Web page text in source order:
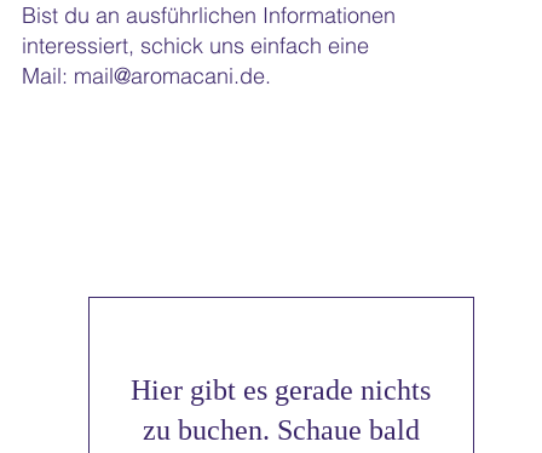
Bist du an ausführlichen Informationen
interessiert, schick uns einfach eine
Mail: mail@aromacani.de.
Hier gibt es gerade nichts
zu buchen. Schaue bald